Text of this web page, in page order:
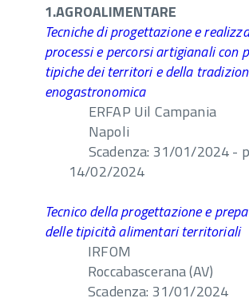
1.AGROALIMENTARE
Tecniche di progettazione e
processi e percorsi artigianali con
tipiche dei territori e della
enogastronomica
ERFAP Uil Campania
Napoli
Scadenza: 31/01/2024 -
14/02/2024
Tecnico della progettazione e
delle tipicità alimentari territoriali
IRFOM
Roccabascerana (AV)
Scadenza: 31/01/2024